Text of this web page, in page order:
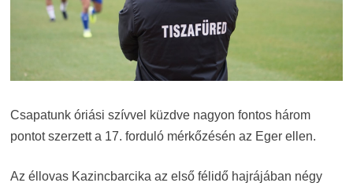
Csapatunk óriási szívvel küzdve nagyon fontos három
pontot szerzett a 17. forduló mérkőzésén az Eger ellen.
Az éllovas Kazincbarcika az első félidő hajrájában négy